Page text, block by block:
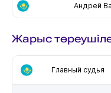
Андрей
Жарыс
Главный судья